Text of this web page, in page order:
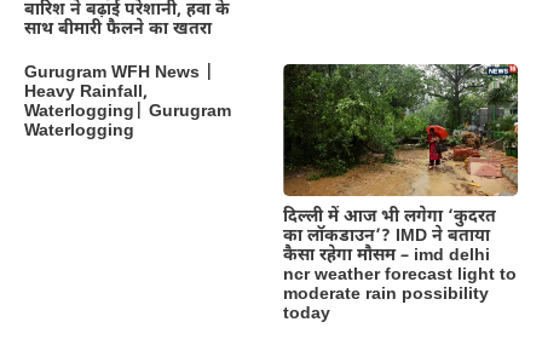
बारिश ने बढ़ाई परेशानी, हवा के
साथ बीमारी फैलने का खतरा
Gurugram WFH News |
Heavy Rainfall,
Waterlogging| Gurugram
Waterlogging
दिल्‍ली में आज भी लगेगा ‘कुदरत
का लॉकडाउन’? IMD ने बताया
कैसा रहेगा मौसम – imd delhi
ncr weather forecast light to
moderate rain possibility
today